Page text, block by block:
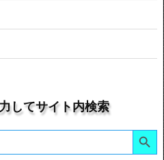
してサイト内検索
Search Button